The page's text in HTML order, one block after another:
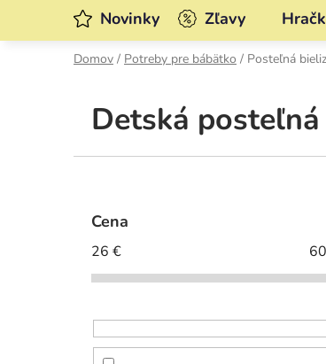
Novinky Zľavy
Domov / Potreby pre bábätko / Posteľná
Detská
Cena
26 € 60